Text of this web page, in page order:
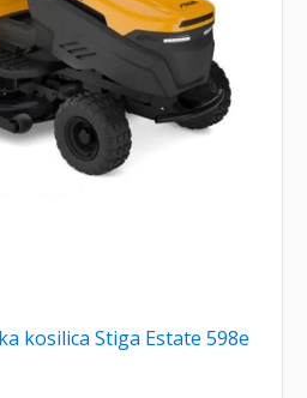
kosilica Stiga Estate 598e